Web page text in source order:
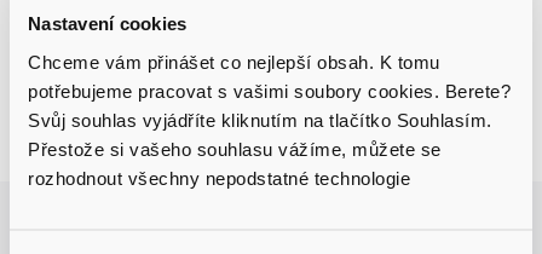
Nastavení cookies
Chceme vám přinášet co nejlepší obsah. K tomu
potřebujeme pracovat s vašimi soubory cookies. Berete?
Svůj souhlas vyjádříte kliknutím na tlačítko Souhlasím.
Přestože si vašeho souhlasu vážíme, můžete se
rozhodnout všechny nepodstatné technologie
Spojka pro držák fotovoltaického panelu
Zeptat se Sdílet